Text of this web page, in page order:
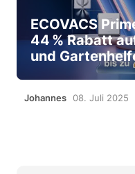
ECOVACS
44 % Rabatt
und
Johannes 08. Juli 2025